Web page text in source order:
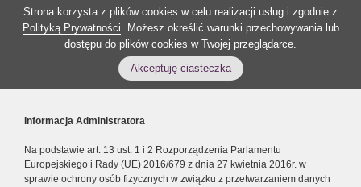
Strona korzysta z plików cookies w celu realizacji usług i zgodnie z
Polityką Prywatności. Możesz określić warunki przechowywania lub
dostępu do plików cookies w Twojej przeglądarce.
Akceptuję ciasteczka
Informacja Administratora
Na podstawie art. 13 ust. 1 i 2 Rozporządzenia Parlamentu
Europejskiego i Rady (UE) 2016/679 z dnia 27 kwietnia 2016r. w
sprawie ochrony osób fizycznych w związku z przetwarzaniem danych